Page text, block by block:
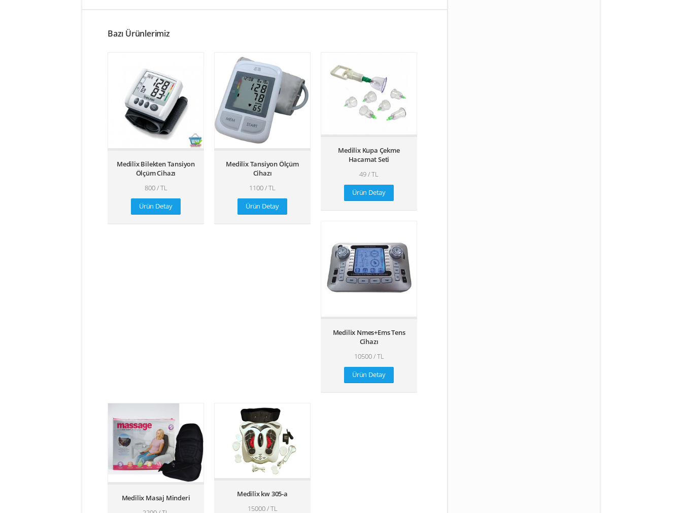
Bazı Ürünlerimiz
Medilix Bilekten Tansiyon
Ölçüm Cihazı
800 / TL
Ürün Detay
Medilix Tansiyon Ölçüm
Cihazı
1100 / TL
Ürün Detay
Medilix Kupa Çekme
Hacamat Seti
49 / TL
Ürün Detay
Medilix Nmes+Ems Tens
Cihazı
10500 / TL
Ürün Detay
Medilix Masaj Minderi
Medilix kw 305-a
15000 / TL